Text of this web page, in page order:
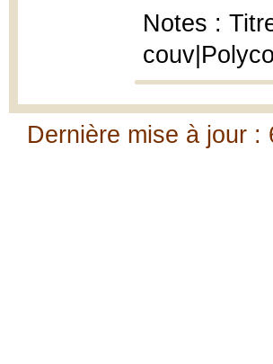
Notes :
Dernière mise à jour :